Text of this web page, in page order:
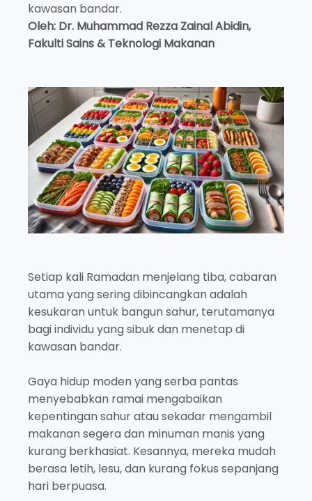
kawasan bandar.
Oleh: Dr. Muhammad Rezza Zainal Abidin,
Fakulti Sains & Teknologi Makanan
Setiap kali Ramadan menjelang tiba, cabaran
utama yang sering dibincangkan adalah
kesukaran untuk bangun sahur, terutamanya
bagi individu yang sibuk dan menetap di
kawasan bandar.
Gaya hidup moden yang serba pantas
menyebabkan ramai mengabaikan
kepentingan sahur atau sekadar mengambil
makanan segera dan minuman manis yang
kurang berkhasiat. Kesannya, mereka mudah
berasa letih, lesu, dan kurang fokus sepanjang
hari berpuasa.